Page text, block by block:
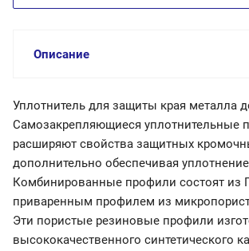
Описание
Уплотнитель для защиты края металла
Самозакрепляющиеся уплотнительные
расширяют свойства защитных
дополнительно обеспечивая
Комбинированные профили состоят из
приваренным профилем из
Эти пористые резиновые профили
высококачественного синтетического